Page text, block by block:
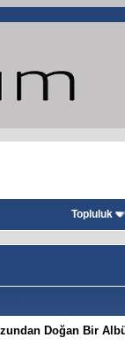
Topluluk
Doğan Bir